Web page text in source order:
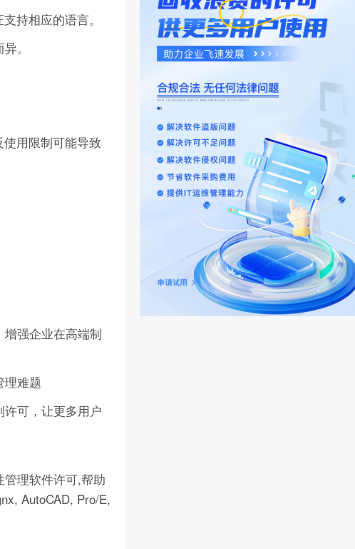
持相应的语言。
。
用限制可能导致
强企业在高端制
理难题
可，让更多用户
理软件许可,帮助
AutoCAD, Pro/E,